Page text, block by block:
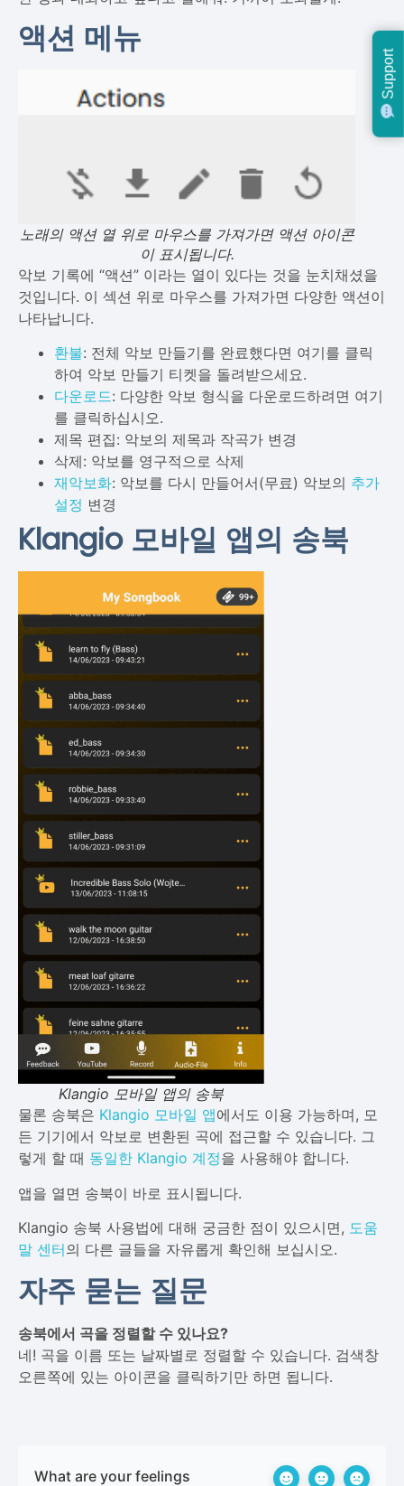
액션 메뉴
노래의 액션 열 위로 마우스를 가져가면 액션 아이콘
이 표시됩니다.
악보 기록에 “액션” 이라는 열이 있다는 것을 눈치채셨을
것입니다. 이 섹션 위로 마우스를 가져가면 다양한 액션이
나타납니다.
환불: 전체 악보 만들기를 완료했다면 여기를 클릭
하여 악보 만들기 티켓을 돌려받으세요.
다운로드: 다양한 악보 형식을 다운로드하려면 여기
를 클릭하십시오.
제목 편집: 악보의 제목과 작곡가 변경
삭제: 악보를 영구적으로 삭제
재악보화: 악보를 다시 만들어서(무료) 악보의 추가
설정 변경
Klangio 모바일 앱의 송북
Klangio 모바일 앱의 송북
물론 송북은 Klangio 모바일 앱에서도 이용 가능하며, 모
든 기기에서 악보로 변환된 곡에 접근할 수 있습니다. 그
렇게 할 때 동일한 Klangio 계정을 사용해야 합니다.
앱을 열면 송북이 바로 표시됩니다.
Klangio 송북 사용법에 대해 궁금한 점이 있으시면, 도움
말 센터의 다른 글들을 자유롭게 확인해 보십시오.
자주 묻는 질문
송북에서 곡을 정렬할 수 있나요?
네! 곡을 이름 또는 날짜별로 정렬할 수 있습니다. 검색창
오른쪽에 있는 아이콘을 클릭하기만 하면 됩니다.
What are your feelings
Support